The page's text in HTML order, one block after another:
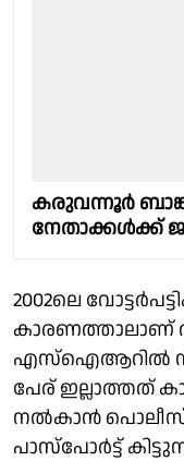
കരുവന്നൂർ
നേതാക്കൾക്ക്
2002ലെ
കാരണത്താലാണ്
എസ്ഐആറിൽ
പേര് ഇല്ലാത്തത്
നൽകാൻ
പാസ്പോർട്ട്